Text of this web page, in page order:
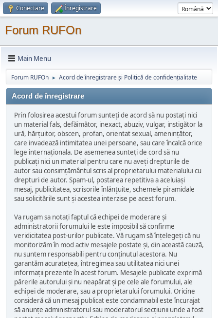
Conectare Înregistrare
Forum RUFOn
Main Menu
Forum RUFOn ► Acord de înregistrare și Politică de confidențialitate
Acord de înregistrare
Prin folosirea acestui forum sunteți de acord să nu postați nici
un material fals, defăimător, inexact, abuziv, vulgar, instigător la
ură, hărțuitor, obscen, profan, orientat sexual, amenințător,
care invadează intimitatea unei persoane, sau care încalcă orice
lege internaționala. De asemenea sunteți de cord să nu
publicați nici un material pentru care nu aveți drepturile de
autor sau consimțământul scris al proprietarului materialului cu
drepturi de autor. Spam-ul, postarea repetitiva a aceluiași
mesaj, publicitatea, scrisorile înlănțuite, schemele piramidale
sau solicitările sunt și acestea interzise pe acest forum.
Va rugam sa notați faptul că echipei de moderare și
administratorii forumului le este imposibil să confirme
veridicitatea post-urilor publicate. Vă rugam să înțelegeți că nu
monitorizăm în mod activ mesajele postate și, din această cauză,
nu suntem responsabili pentru conținutul acestora. Nu
garantăm acuratețea, întregimea sau utilitatea nici unei
informații prezente în acest forum. Mesajele publicate exprimă
părerile autorului și nu neapărat și pe cele ale forumului, ale
echipei de moderare, sau a proprietarului forumului. Oricine
consideră că un mesaj publicat este condamnabil este încurajat
să anunțe administratorul sau moderatorul secțiunii unde a fost